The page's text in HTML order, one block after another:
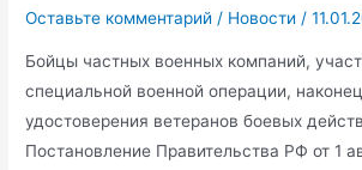
Оставьте комментарий / Новости /
Бойцы частных военных компаний,
специальной военной операции,
удостоверения ветеранов боевых
Постановление Правительства РФ от 1